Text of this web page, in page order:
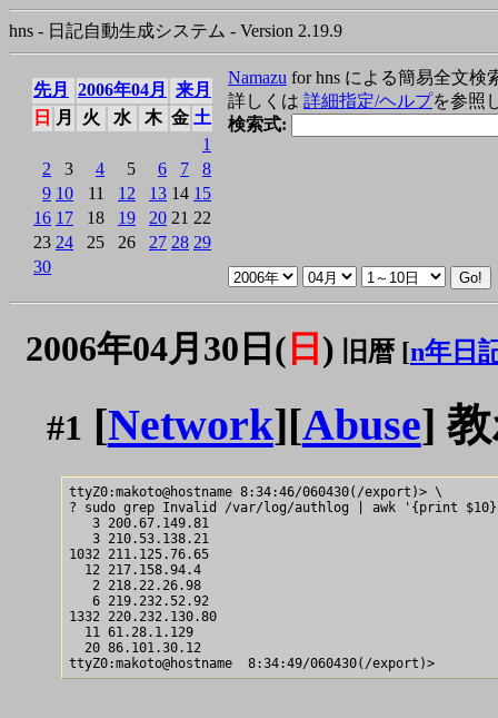
hns - 日記自動生成システム - Version 2.19.9
先月 2006年04月
来月
日
月 火 水 木 金 土
1
2
3 4 5 6 7
8
9 10 11 12 13 14 15
16 17 18 19 20 21 22
23 24 25 26 27 28 29
30
Namazu for hns による簡易全文検
詳しくは 詳細指定/ヘルプを参照
検索式:
2006年04月30日( 日 ) 旧暦 [n年日
#1 [Network][Abuse]
ttyZ0:makoto@hostname 8:34:46/060430(/export)> \
? sudo grep Invalid /var/log/authlog | awk '{print
   3 200.67.149.81
   3 210.53.138.21
1032 211.125.76.65
  12 217.158.94.4
   2 218.22.26.98
   6 219.232.52.92
1332 220.232.130.80
  11 61.28.1.129
  20 86.101.30.12